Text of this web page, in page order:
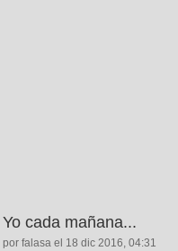
Yo cada mañana...
por falasa el 18 dic 2016, 04:31